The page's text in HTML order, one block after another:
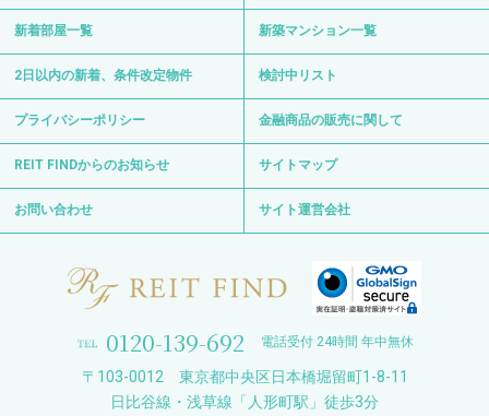
新着部屋一覧 新築マンション一覧
2日以内の新着、条件改定物件 検討中リスト
プライバシーポリシー 金融商品の販売に関して
REIT FINDからのお知らせ サイトマップ
お問い合わせ サイト運営会社
0120-139-692 電話受付 24時間 年中無休
〒103-0012 東京都中央区日本橋堀留町1-8-11
日比谷線・浅草線「人形町駅」徒歩3分